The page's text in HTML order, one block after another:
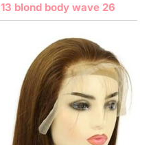
blond body wave 26